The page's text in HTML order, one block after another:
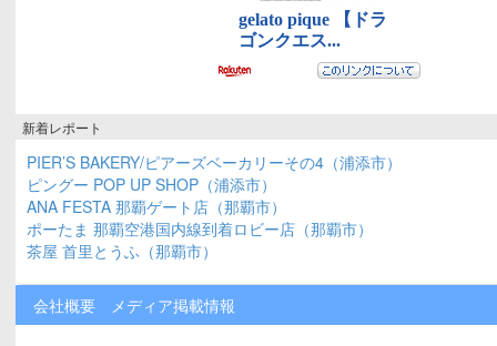
新着レポート
PIER’S BAKERY/ピアーズベーカリーその4（浦添市）
ピングー POP UP SHOP（浦添市）
ANA FESTA 那覇ゲート店（那覇市）
ポーたま 那覇空港国内線到着ロビー店（那覇市）
茶屋 首里とうふ（那覇市）
会社概要 メディア掲載情報